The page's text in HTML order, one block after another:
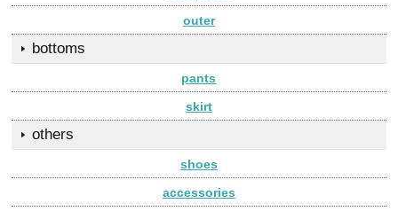
outer
bottoms
pants
skirt
others
shoes
accessories